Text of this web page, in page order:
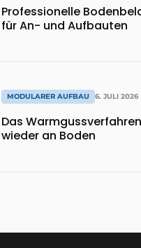
Professionelle
für An- und Aufbauten
MODULARER AUFBAU 6. JULI 2026
Das
wieder an Boden